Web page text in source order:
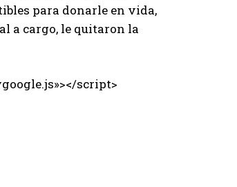
para donarle en vida,
a cargo, le quitaron la
script>